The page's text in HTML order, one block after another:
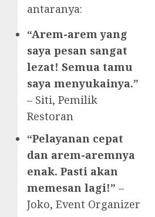
antaranya:
“Arem-arem yang
saya pesan sangat
lezat! Semua tamu
saya menyukainya.”
– Siti, Pemilik
Restoran
“Pelayanan cepat
dan arem-aremnya
enak. Pasti akan
memesan lagi!” –
Joko, Event Organizer